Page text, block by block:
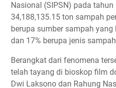
Nasional (SIPSN) pada
34,188,135.15 ton sampah
berupa sumber sampah
dan 17% berupa jenis
Berangkat dari fenomena
telah tayang di bioskop film
Dwi Laksono dan Rahung